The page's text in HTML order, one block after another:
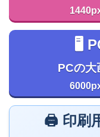
🖥️
PCの大
🖨️ 印刷